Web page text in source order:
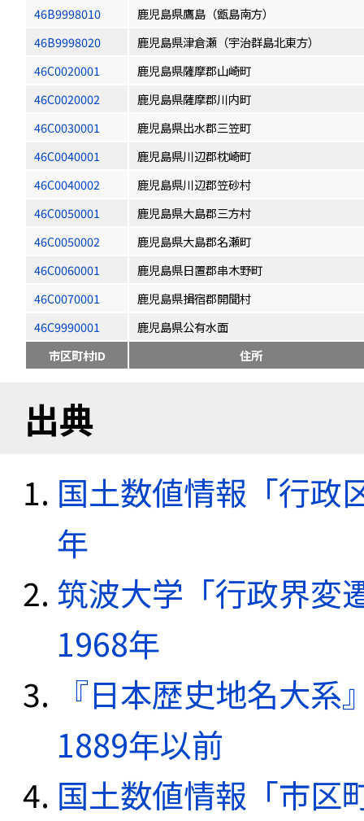
46B9998010
鹿児島県鷹島（甑島南方）
46B9998020
鹿児島県津倉瀬（宇治群島北東方）
46C0020001
鹿児島県薩摩郡山崎町
46C0020002
鹿児島県薩摩郡川内町
46C0030001
鹿児島県出水郡三笠町
46C0040001
鹿児島県川辺郡枕崎町
46C0040002
鹿児島県川辺郡笠砂村
46C0050001
鹿児島県大島郡三方村
46C0050002
鹿児島県大島郡名瀬町
46C0060001
鹿児島県日置郡串木野町
46C0070001
鹿児島県揖宿郡開聞村
46C9990001
鹿児島県公有水面
市区町村ID
住所
出典
国土数値情報「行政
年
筑波大学「行政界変
1968年
『日本歴史地名大
1889年以前
国土数値情報「市区